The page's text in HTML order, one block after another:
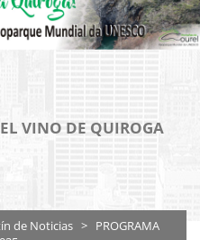
VINO DE QUIROGA
de Noticias > PROGRAMA